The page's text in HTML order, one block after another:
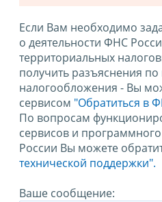
Если Вам необходимо
о деятельности ФНС
территориальных
получить разъяснения
налогообложения - Вы
сервисом "Обратиться в
По вопросам
сервисов и
России Вы можете
технической поддержки".
Ваше сообщение: